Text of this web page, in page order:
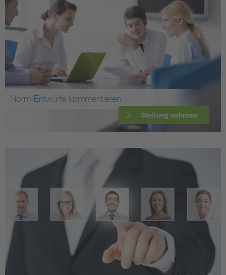
Norm-Entwürfe kommentieren
Stellung nehmen